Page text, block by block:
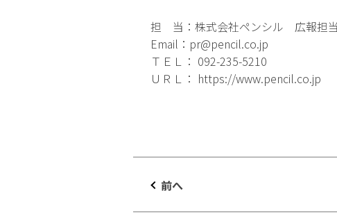
担 当：株式会社ペンシル 広報担当
Email： pr@pencil.co.jp
ＴＥＬ： 092-235-5210
ＵＲＬ： https://www.pencil.co.jp
前へ